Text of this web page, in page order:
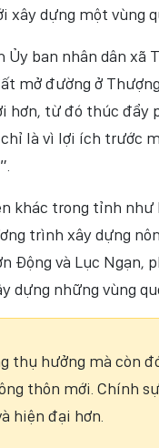
dựng một vùng
ban nhân dân xã
mở đường ở
hơn, từ đó thúc đẩy
là vì lợi ích trước
khác trong tỉnh như
trình xây dựng
Động và Lục Ngạn,
dựng những vùng
thụ hưởng mà còn
thôn mới. Chính
hiện đại hơn.